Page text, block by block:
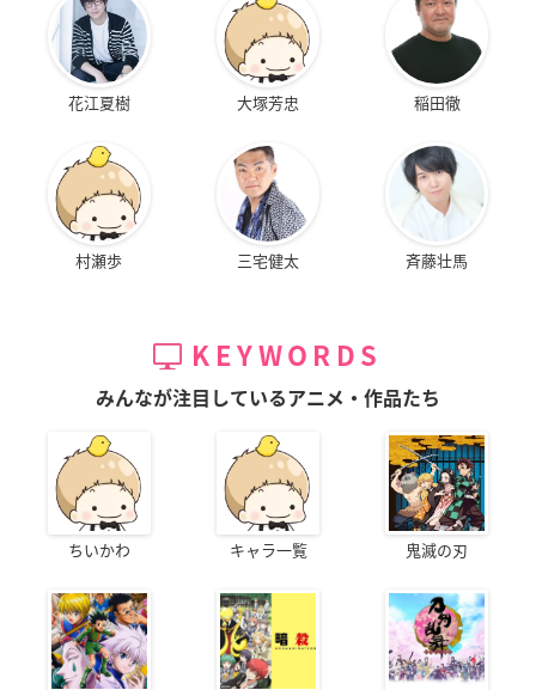
花江夏樹 大塚芳忠 稲田徹
村瀬歩 三宅健太 斉藤壮馬
KEYWORDS
みんなが注目しているアニメ・作品たち
ちいかわ キャラ一覧 鬼滅の刃